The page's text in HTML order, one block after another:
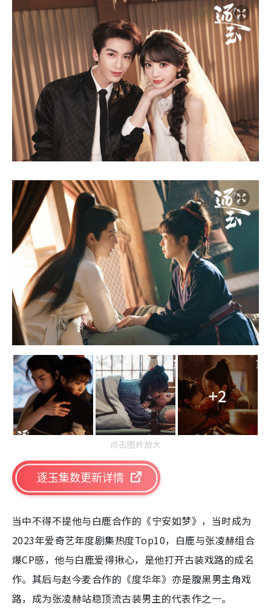
+2
点击图片放大
逐玉集数更新详情
当中不得不提他与白鹿合作的《宁安如梦》，当时成为
2023年爱奇艺年度剧集热度Top10，白鹿与张凌赫组合
爆CP感，他与白鹿爱得揪心，是他打开古装戏路的成名
作。其后与赵今麦合作的《度华年》亦是腹黑男主角戏
路，成为张凌赫站稳顶流古装男主的代表作之一。